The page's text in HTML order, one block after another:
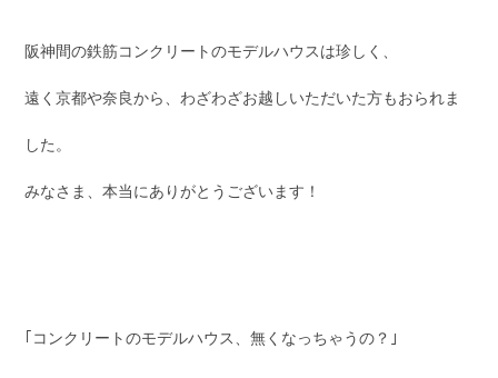
阪神間の鉄筋コンクリートのモデルハウスは珍しく、
遠く京都や奈良から、わざわざお越しいただいた方もおられま
した。
みなさま、本当にありがとうございます！
｢コンクリートのモデルハウス、無くなっちゃうの？｣